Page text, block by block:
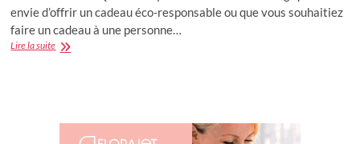
envie d’offrir un cadeau éco-responsable ou que vous souhaitiez
faire un cadeau à une personne…
Lire la suiteIdées